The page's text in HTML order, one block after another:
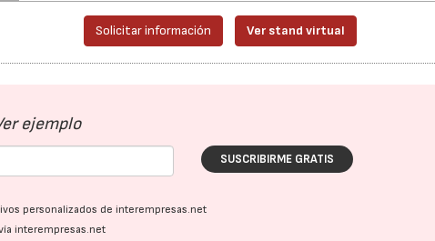
Solicitar información Ver stand virtual
ejemplo
SUSCRIBIRME GRATIS
personalizados de interempresas.net
interempresas.net
23/07/2026